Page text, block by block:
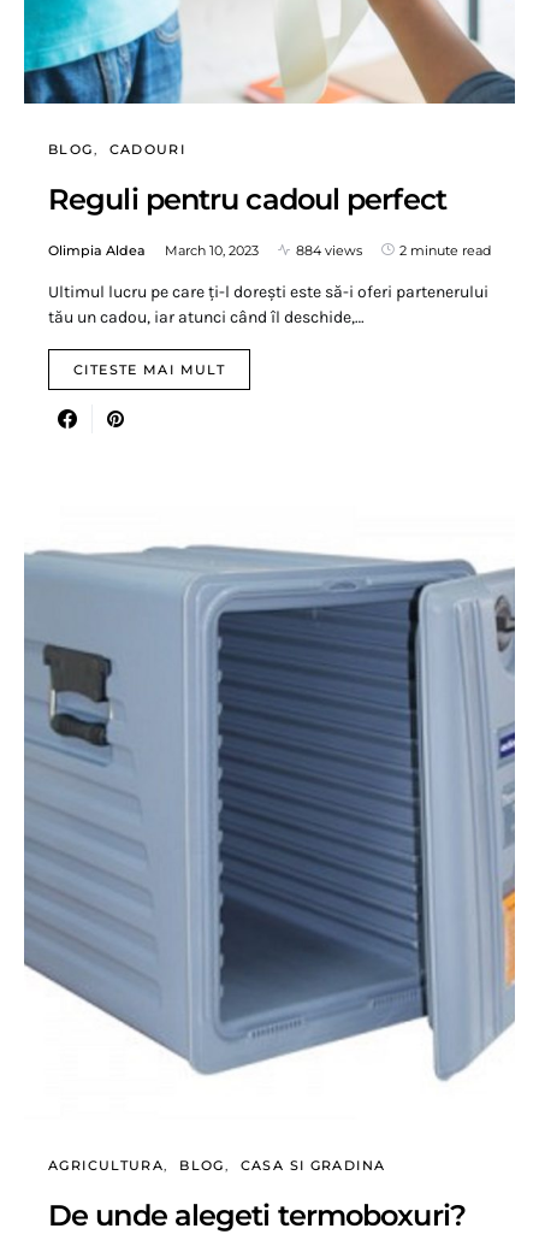
BLOG CADOURI
Reguli pentru cadoul perfect
Olimpia Aldea March 10, 2023 884 views 2 minute read
Ultimul lucru pe care ți-l dorești este să-i oferi partenerului
tău un cadou, iar atunci când îl deschide,…
CITESTE MAI MULT
AGRICULTURA BLOG CASA SI GRADINA
De unde alegeti termoboxuri?